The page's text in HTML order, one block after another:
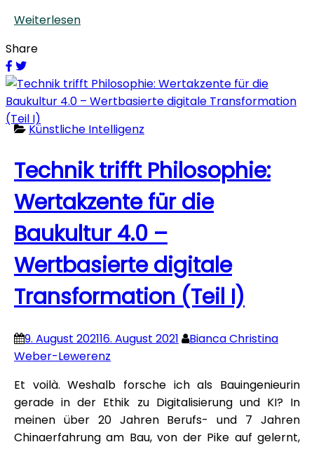
Weiterlesen
Share
Künstliche Intelligenz
Technik trifft Philosophie:
Wertakzente für die
Baukultur 4.0 –
Wertbasierte digitale
Transformation (Teil I)
9. August 202116. August 2021
Bianca Christina
Weber-Lewerenz
Et voilà. Weshalb forsche ich als Bauingenieurin
gerade in der Ethik zu Digitalisierung und KI? In
meinen über 20 Jahren Berufs- und 7 Jahren
Chinaerfahrung am Bau, von der Pike auf gelernt,